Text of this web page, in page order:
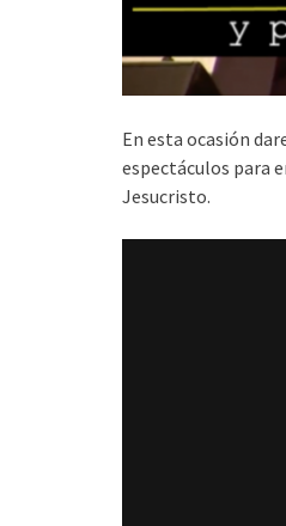
En esta ocasión
espectáculos para
Jesucristo.